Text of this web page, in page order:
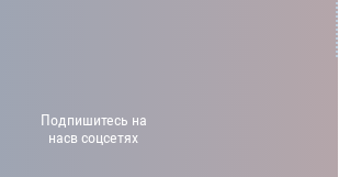
Подпишитесь на
насв соцсетях